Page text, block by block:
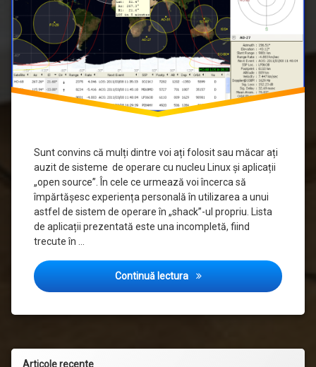
Sunt convins că mulți dintre voi ați folosit sau măcar ați
auzit de sisteme de operare cu nucleu Linux și aplicații
„open source”. În cele ce urmează voi încerca să
împărtășesc experiența personală în utilizarea a unui
astfel de sistem de operare în „shack”-ul propriu. Lista
de aplicații prezentată este una incompletă, fiind
trecute în …
Continuă lectura Linux în „shack”
Articole recente